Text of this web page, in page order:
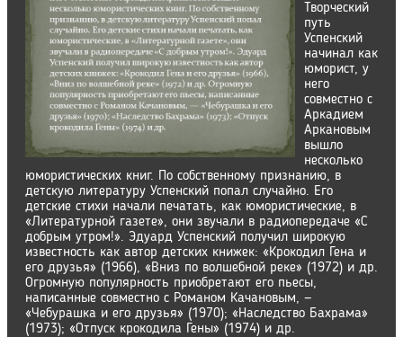
Творческий
путь
Успенский
начинал как
юморист, у
него
совместно с
Аркадием
Аркановым
вышло
несколько
юмористических книг. По собственному признанию, в
детскую литературу Успенский попал случайно. Его
детские стихи начали печатать, как юмористические, в
«Литературной газете», они звучали в радиопередаче «С
добрым утром!». Эдуард Успенский получил широкую
известность как автор детских книжек: «Крокодил Гена и
его друзья» (1966), «Вниз по волшебной реке» (1972) и др.
Огромную популярность приобретают его пьесы,
написанные совместно с Романом Качановым, —
«Чебурашка и его друзья» (1970); «Наследство Бахрама»
(1973); «Отпуск крокодила Гены» (1974) и др.